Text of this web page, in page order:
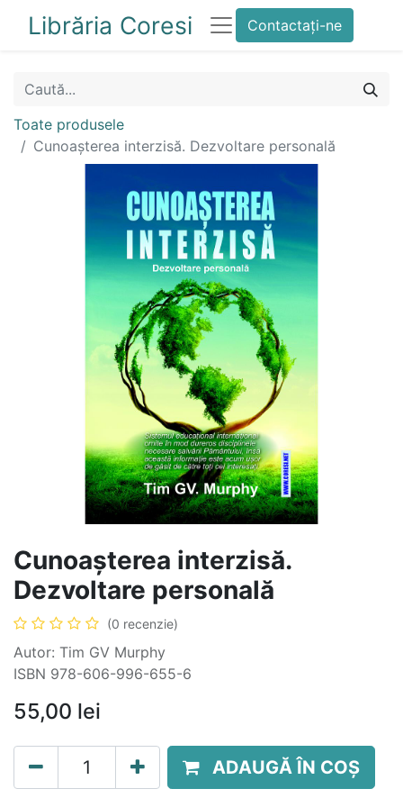
Librăria Coresi Contactați-ne
Toate produsele
Cunoașterea interzisă. Dezvoltare personală
Cunoașterea interzisă.
Dezvoltare personală
(0 recenzie)
Autor: Tim GV Murphy
ISBN 978-606-996-655-6
55,00 lei
ADAUGĂ ÎN COȘ